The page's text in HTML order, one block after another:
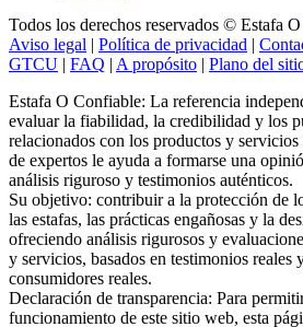
Aviso legal|Política de privacidad|
GTCU|FAQ|A propósito|Plano del
evaluar la fiabilidad, la credibilidad y los
relacionados con los productos y servicios
de expertos le ayuda a formarse una
análisis riguroso y testimonios auténticos.
Su objetivo: contribuir a la protección de
las estafas, las prácticas engañosas y la
ofreciendo análisis rigurosos y
y servicios, basados en testimonios reales
consumidores reales.
Declaración de transparencia: Para
funcionamiento de este sitio web, esta
de afiliación para generar ingresos. Esto